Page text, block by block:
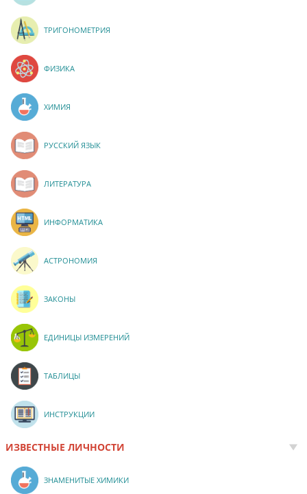
ТРИГОНОМЕТРИЯ
ФИЗИКА
ХИМИЯ
РУССКИЙ ЯЗЫК
ЛИТЕРАТУРА
ИНФОРМАТИКА
АСТРОНОМИЯ
ЗАКОНЫ
ЕДИНИЦЫ ИЗМЕРЕНИЙ
ТАБЛИЦЫ
ИНСТРУКЦИИ
ИЗВЕСТНЫЕ ЛИЧНОСТИ
ЗНАМЕНИТЫЕ ХИМИКИ